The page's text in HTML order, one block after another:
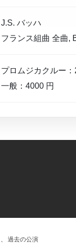
J.S. バッハ
フランス組曲 全曲,
プロムジカクルー
一般：4000 円
、 過去の公演